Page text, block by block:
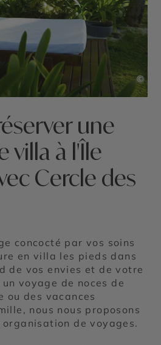
©
une
villa à l'Île
Cercle des
concocté par vos soins
en villa les pieds dans
de vos envies et de votre
voyage de noces de
ou des vacances
nous nous proposons
de voyages.